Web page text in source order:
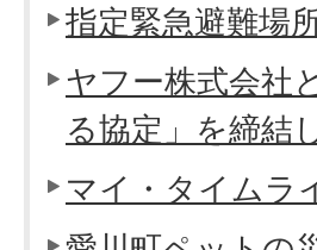
指定緊急避難場
ヤフー株式会社
る協定」を締結
マイ・タイムラ